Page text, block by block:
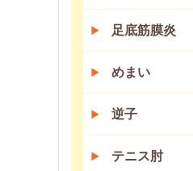
足底筋膜炎
めまい
逆子
テニス肘